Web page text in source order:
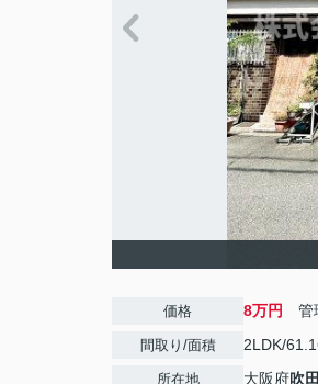
価格 8万円 管
間取り/面積 2LDK/
所在地 大阪府吹